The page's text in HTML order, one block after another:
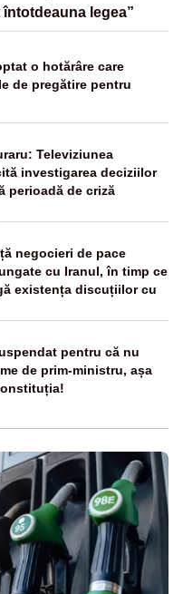
legea”
o hotărâre care
de pregătire pentru
Televiziunea
investigarea deciziilor
perioadă de criză
negocieri de pace
cu Iranul, în timp ce
existența discuțiilor cu
pentru că nu
de prim-ministru, așa